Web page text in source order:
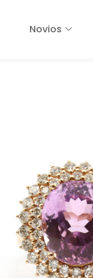
Novios